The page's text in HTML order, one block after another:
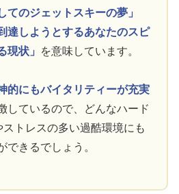
てのジェットスキーの夢」
達しようとするあなたのスピ
現状」
を意味しています。
的にもバイタリティーが充実
しているので、どんなハード
トレスの多い過酷環境にも
できるでしょう。